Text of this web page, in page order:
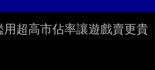
超高市佔率讓遊戲賣更貴